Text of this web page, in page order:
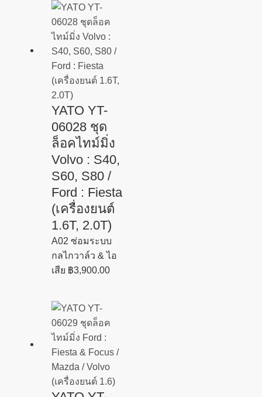
YATO YT-
06028 ชุด
ล็อคไทม์มิ่ง
Volvo : S40,
S60, S80 /
Ford : Fiesta
(เครื่องยนต์
1.6T, 2.0T)
A02 ซ่อมระบบ
กลไกวาล์ว & ไอ
เสีย ฿3,900.00